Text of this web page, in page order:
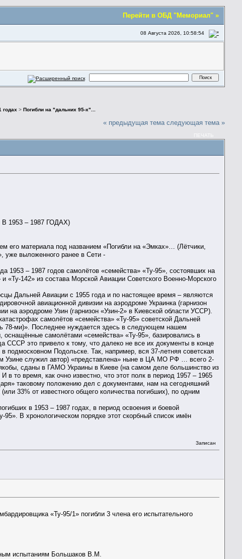
Перейти в ОБД "Мемориал" »
08 Августа 2026, 10:58:54
годах > Погибли на "дальних 95-х"...
« предыдущая тема следующая тема »
ПЕЧАТЬ
– 1987 ГОДАХ)
его материала под названием «Погибли на «Эмках»… (Лётчики,
уже выложенного ранее в Сети -
1953 – 1987 годов самолётов «семейства» «Ту-95», состоявших на
142» из состава Морской Авиации Советского Военно-Морского
Дальней Авиации с 1955 года и по настоящее время – являются
авиационной дивизии на аэродроме Украинка (гарнизон
на аэродроме Узин (гарнизон «Узин-2» в Киевской области УССР).
самолётов «семейства» «Ту-95» советской Дальней
78-ми)». Последнее нуждается здесь в следующем нашем
самолётами «семейства» «Ту-95», базировались в
СССР это привело к тому, что далеко не все их документы в конце
Подольске. Так, например, вся 37-летняя советская
Узине служил автор) «представлена» ныне в ЦА МО РФ … всего 2-
сданы в ГАМО Украины в Киеве (на самом деле большинство из
в то время, как очно известно, что этот полк в период 1957 – 1965
таковому положению дел с документами, нам на сегодняшний
33% от известного общего количества погибших), по одним
в 1953 – 1987 годах, в период освоения и боевой
В хронологическом порядке этот скорбный список имён
Записан
«Ту-95/1» погибли 3 члена его испытательного
испытаниям Большаков В.М.